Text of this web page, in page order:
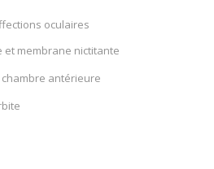
oculaires
et membrane nictitante
chambre antérieure